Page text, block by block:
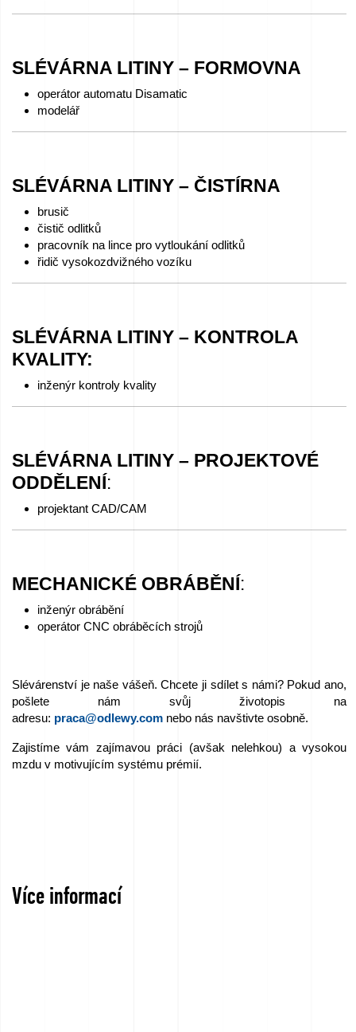
SLÉVÁRNA LITINY – FORMOVNA
operátor automatu Disamatic
modelář
SLÉVÁRNA LITINY – ČISTÍRNA
brusič
čistič odlitků
pracovník na lince pro vytloukání odlitků
řidič vysokozdvižného vozíku
SLÉVÁRNA LITINY – KONTROLA
KVALITY:
inženýr kontroly kvality
SLÉVÁRNA LITINY – PROJEKTOVÉ
ODDĚLENÍ:
projektant CAD/CAM
MECHANICKÉ OBRÁBĚNÍ:
inženýr obrábění
operátor CNC obráběcích strojů
Slévárenství je naše vášeň. Chcete ji sdílet s námi? Pokud ano,
pošlete nám svůj životopis na
adresu: praca@odlewy.com nebo nás navštivte osobně.
Zajistíme vám zajímavou práci (avšak nelehkou) a vysokou
mzdu v motivujícím systému prémií.
Více informací